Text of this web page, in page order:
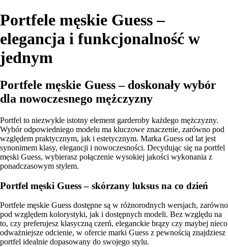
Portfele męskie Guess –
elegancja i funkcjonalność w
jednym
Portfele męskie Guess – doskonały wybór
dla nowoczesnego mężczyzny
Portfel to niezwykle istotny element garderoby każdego mężczyzny.
Wybór odpowiedniego modelu ma kluczowe znaczenie, zarówno pod
względem praktycznym, jak i estetycznym. Marka Guess od lat jest
synonimem klasy, elegancji i nowoczesności. Decydując się na portfel
męski Guess, wybierasz połączenie wysokiej jakości wykonania z
ponadczasowym stylem.
Portfel męski Guess – skórzany luksus na co dzień
Portfele męskie Guess dostępne są w różnorodnych wersjach, zarówno
pod względem kolorystyki, jak i dostępnych modeli. Bez względu na
to, czy preferujesz klasyczną czerń, eleganckie brązy czy maybej nieco
odważniejsze odcienie, w ofercie marki Guess z pewnością znajdziesz
portfel idealnie dopasowany do swojego stylu.